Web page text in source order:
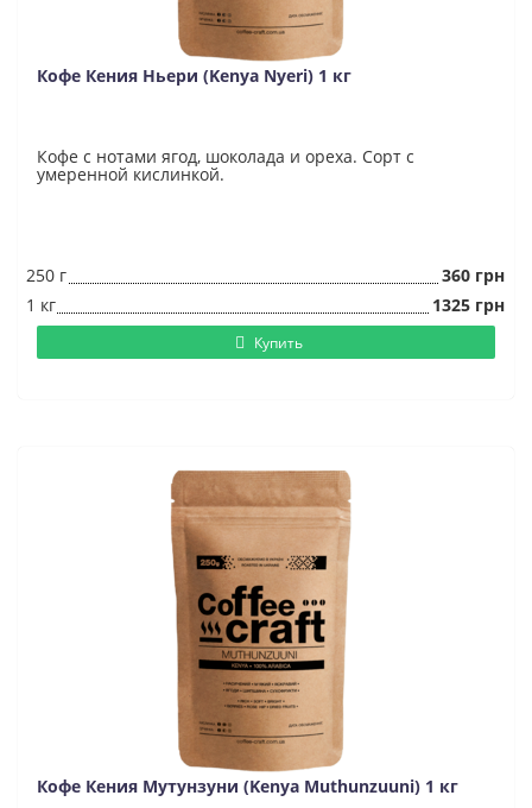
Кофе Кения Ньери (Kenya Nyeri) 1 кг
Кофе с нотами ягод, шоколада и ореха. Сорт с
умеренной кислинкой.
250 г
360 грн
1 кг
1325 грн
Купить
Кофе Кения Мутунзуни (Kenya Muthunzuuni) 1 кг